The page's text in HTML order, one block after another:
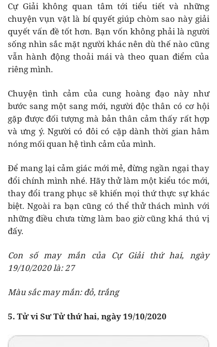
Cự Giải không quan tâm tới tiểu tiết và những
chuyện vụn vặt là bí quyết giúp chòm sao này giải
quyết vấn đề tốt hơn. Bạn vốn không phải là người
sống nhìn sắc mặt người khác nên dù thế nào cũng
vẫn hành động thoải mái và theo quan điểm của
riêng mình.
Chuyện tình cảm của cung hoàng đạo này như
bước sang một sang mới, người độc thân có cơ hội
gặp được đối tượng mà bản thân cảm thấy rất hợp
và ưng ý. Người có đôi có cặp dành thời gian hâm
nóng mối quan hệ tình cảm của mình.
Để mang lại cảm giác mới mẻ, đừng ngần ngại thay
đổi chính mình nhé. Hãy thử làm một kiểu tóc mới,
thay đổi trang phục sẽ khiến mọi thứ thực sự khác
biệt. Ngoài ra bạn cũng có thể thử thách mình với
những điều chưa từng làm bao giờ cũng khá thú vị
đấy.
Con số may mắn của Cự Giải thứ hai, ngày
19/10/2020 là: 27
Màu sắc may mắn: đỏ, trắng
5. Tử vi Sư Tử thứ hai, ngày 19/10/2020